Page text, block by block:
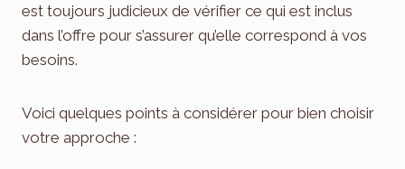
est toujours judicieux de vérifier ce qui est inclus
dans l’offre pour s’assurer qu’elle correspond à vos
besoins.
Voici quelques points à considérer pour bien choisir
votre approche :